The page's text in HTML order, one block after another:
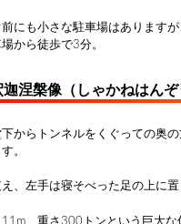
にも小さな駐車場はあります
から徒歩で3分。
涅槃像（しゃかねはんぞ
からトンネルをくぐっての奥
。
、左手は寝そべった足の上に
、重さ300トンという巨大な